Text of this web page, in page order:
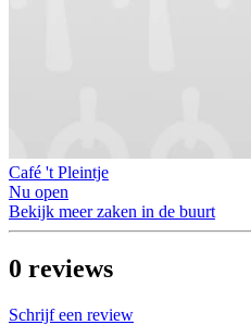
Café 't Pleintje
Nu open
Bekijk meer zaken in de buurt
0 reviews
Schrijf een review